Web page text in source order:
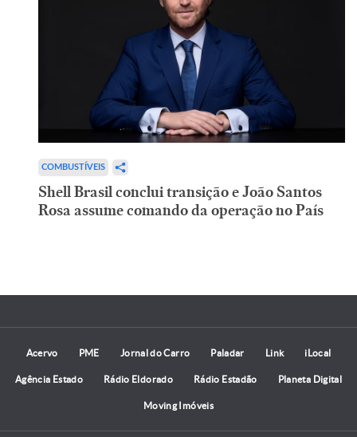
COMBUSTÍVEIS
Shell Brasil conclui transição e João Santos
Rosa assume comando da operação no País
Acervo PME Jornal do Carro Paladar Link iLocal
Agência Estado Rádio Eldorado Rádio Estadão Planeta Digital
Moving Imóveis